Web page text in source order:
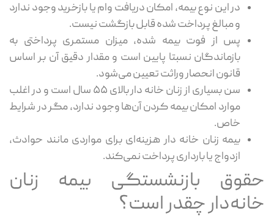
در این نوع بیمه، امکان دریافت وام یا بازخرید وجود ندارد
و مبالغ پرداخت ‌شده قابل بازگشت نیست.
پس از فوت بیمه ‌شده، میزان مستمری پرداختی به
بازماندگان نسبتا پایین است و مقدار دقیق آن بر اساس
قانون انحصار وراثت تعیین می‌شود.
سن بسیاری از زنان خانه دار بالای ۵۵ سال است و در اغلب
موارد امکان بیمه کردن آن‌ها وجود ندارد، مگر در شرایط
خاص.
بیمه زنان خانه دار هزینه‌ای برای مواردی مانند حوادث،
ازدواج یا بارداری پرداخت نمی‌کند.
حقوق بازنشستگی بیمه زنان
خانه‌دار چقدر است؟